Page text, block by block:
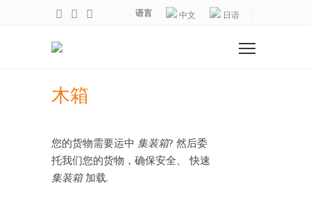
语言 中文 日语
木箱
您的货物需要运中 集装箱? 然后委
托我们您的货物，确保安全、 快速
集装箱加载.